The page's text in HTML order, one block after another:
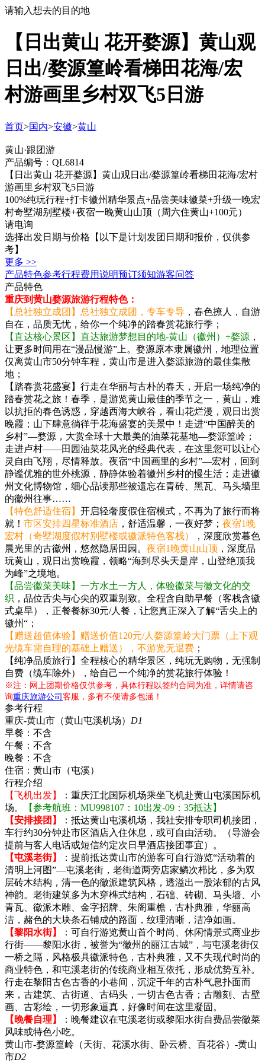
请输入想去的目的地
【日出黄山 花开婺源】黄山观
日出/婺源篁岭看梯田花海/宏
村游画里乡村双飞5日游
首页>国内>安徽>黄山
黄山·跟团游
产品编号：QL6814
【日出黄山 花开婺源】黄山观日出/婺源篁岭看梯田花海/宏村
游画里乡村双飞5日游
100%纯玩行程+打卡徽州精华景点+品尝美味徽菜+升级一晚宏
村奇墅湖别墅楼+夜宿一晚黄山山顶（周六住黄山+100元）
请电询
选择出发日期与价格 【以下是计划发团日期和报价，仅供参
考】
更多 >>
产品特色参考行程费用说明预订须知游客问答
产品特色
重庆到黄山婺源旅游行程特色：
【总社独立成团】总社独立成团，专车专导 ，春色撩人，自游
自在，品质无忧，给你一个纯净的踏春赏花旅行季；
【直达核心景区】直达旅游梦想目的地-黄山（徽州）+婺源 ，
让更多时间用在“漫品慢游”上。婺源原本隶属徽州，地理位置
仅离黄山市50分钟车程，黄山市是进入婺源旅游的最佳集散
地；
【踏春赏花盛宴】行走在华丽与古朴的春天，开启一场纯净的
踏春赏花之旅！春季，是游览黄山最佳的季节之一，黄山，难
以抗拒的春色诱惑，穿越西海大峡谷，看山花烂漫，观日出赏
晚霞；山下肆意徜徉于花海盛宴的美景中！走进“中国醉美的
乡村”—婺源，大赏全球十大最美的油菜花基地—婺源篁岭；
走进卢村——田园油菜花风光的经典代表，在这里您可以让心
灵自由飞翔，尽情释放。夜宿“中国画里的乡村”—宏村，回到
静谧优雅的世外桃源，静静体验着徽州乡村的慢生活；走进徽
州文化博物馆，细心品读那些被遗忘在青砖、黑瓦、马头墙里
的徽州往事……
【特色舒适住宿】 开启轻奢度假住宿模式，不再为了旅行而将
就！ 市区安排四星标准酒店 ，舒适温馨，一夜好梦； 夜宿1晚
宏村（奇墅湖度假村别墅楼或徽派特色客栈）
，深度欣赏暮色
晨光里的古徽州，悠然隐居田园。 夜宿1晚黄山山顶 ，深度品
玩黄山，观日出赏晚霞，领略“海到尽头天是岸，山登绝顶我
为峰”之境地。
【品尝徽菜美味】一方水土一方人，体验徽菜与徽文化的交
织 ，品位舌尖与心尖的双重别致。全程含自助早餐（客栈含徽
式桌早），正餐餐标30元/人餐，让您真正深入了解“舌尖上的
徽州“；
【赠送超值体验】赠送价值120元/人婺源篁岭大门票（上下观
光缆车需自理的基础上赠送），不游览无退费 ；
【纯净品质旅行】全程核心的精华景区，纯玩无购物，无强制
自费（缆车除外），给自己一个纯净的赏花旅行体验！
※注：网上团期价格仅供参考，具体行程以签约合同为准，详情请咨
询重庆旅游公司客服，多有不便请多包涵！
参考行程
重庆-黄山市（黄山屯溪机场） D1
早餐： 不含
午餐： 不含
晚餐： 不含
住宿： 黄山市（屯溪）
行程介绍
【飞机出发】
：重庆江北国际机场乘坐飞机赴黄山屯溪国际机
场。
【参考航班：MU998107：10出发-09：35抵达】
【安排接团】
：抵达黄山屯溪机场，我社安排专职司机接团，
车行约30分钟赴市区酒店入住休息，或可自由活动。（导游会
提前与客人电话或短信约定次日早酒店接团事宜）。
【屯溪老街】
：提前抵达黄山市的游客可自行游览“活动着的
清明上河图”—屯溪老街，老街道两旁店家鳞次栉比，多为双
层砖木结构，清一色的徽派建筑风格，透溢出一股浓郁的古风
神韵。老街建筑多为木穿榫式结构，石础、砖砌、马头墙、小
青瓦、徽派木雕、金字招牌、朱阁重檐，古朴典雅，华丽高
洁，赭色的大块条石铺成的路面，纹理清晰，洁净如画。
【黎阳水街】
：可自行游览黄山首个时尚、休闲情景式商业步
行街——黎阳水街，被誉为“徽州的丽江古城”，与屯溪老街仅
一桥之隔，风格极具徽派特色，古朴典雅，又不失现代时尚的
商业特色，和屯溪老街的传统商业相互依托，形成优势互补。
行走在黎阳古色古香的小巷间，沉淀千年的古朴气息扑面而
来，古建筑、古街道、古码头，一切古色古香；古雕刻、古壁
画、古彩绘，一切形象逼真，好像时间在这里凝固。
【晚餐自理】
：晚餐建议在屯溪老街或黎阳水街自费品尝徽菜
风味或特色小吃。
黄山市-婺源篁岭（天街、花溪水街、卧云桥、百花谷）-黄山
市D2